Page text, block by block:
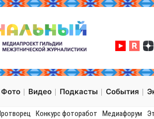
Фото Видео Подкасты События
Конкурс фоторабот Медиафорум